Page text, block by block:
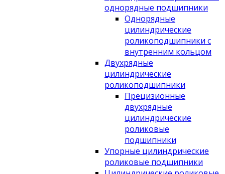
однорядные подшипники
Однорядные
цилиндрические
роликоподшипники с
внутренним кольцом
Двухрядные
цилиндрические
роликоподшипники
Прецизионные
двухрядные
цилиндрические
роликовые
подшипники
Упорные цилиндрические
роликовые подшипники